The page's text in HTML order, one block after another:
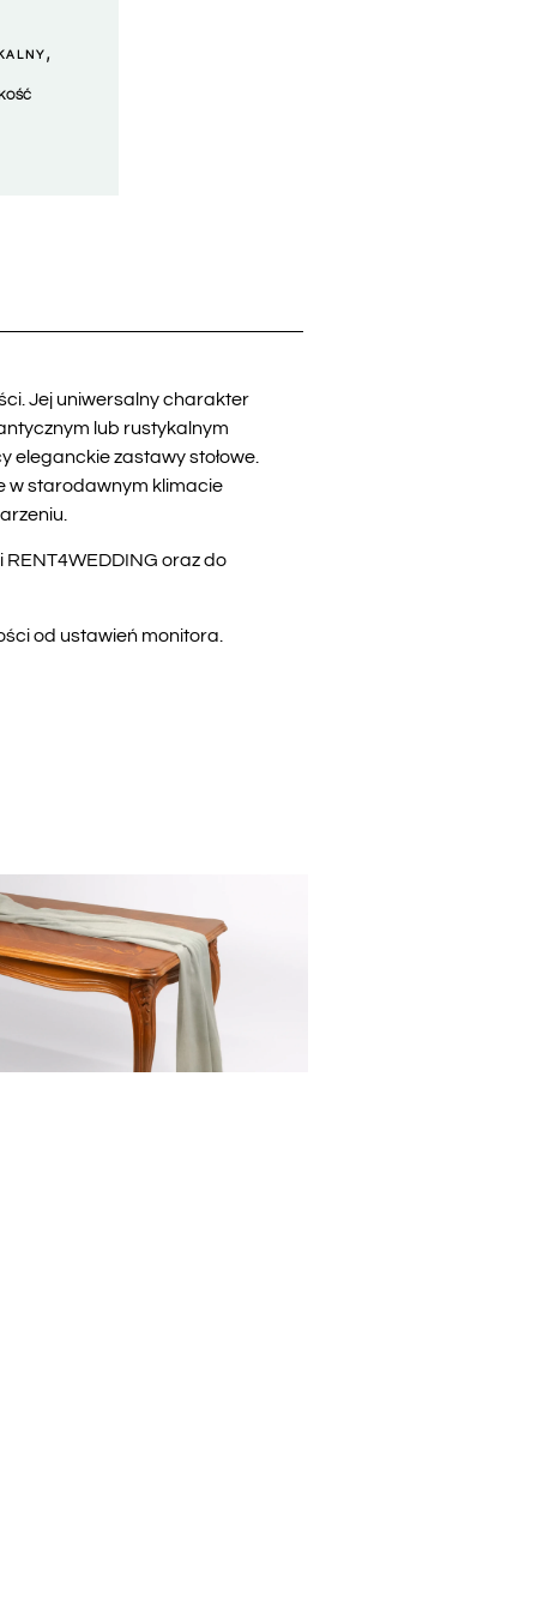
,
Jej uniwersalny charakter
lub rustykalnym
eleganckie zastawy stołowe.
w starodawnym klimacie
oraz do
od ustawień monitora.